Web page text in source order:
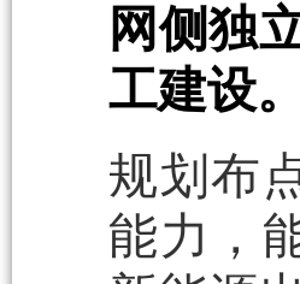
网侧独
工建设。
规划布
能力，